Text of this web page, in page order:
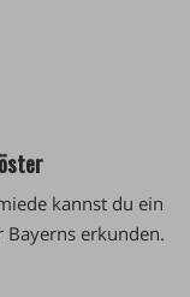
kannst du ein
Bayerns erkunden.